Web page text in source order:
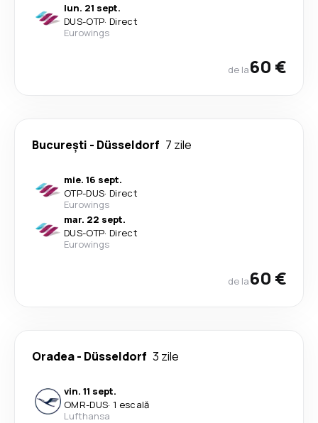
lun. 21 sept.
DUS-OTP· Direct
Eurowings
de la60 €
București - Düsseldorf 7 zile
mie. 16 sept.
OTP-DUS· Direct
Eurowings
mar. 22 sept.
DUS-OTP· Direct
Eurowings
de la60 €
Oradea- Düsseldorf 3 zile
vin. 11 sept.
OMR-DUS· 1 escală
Lufthansa